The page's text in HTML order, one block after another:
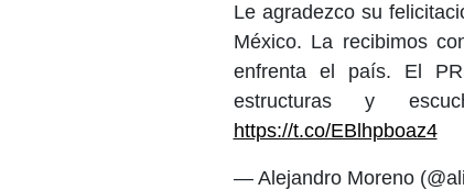
Le agradezco su
México. La recibimos
enfrenta el país. El
estructuras y
https://t.co/EBlhpboaz4
— Alejandro Moreno